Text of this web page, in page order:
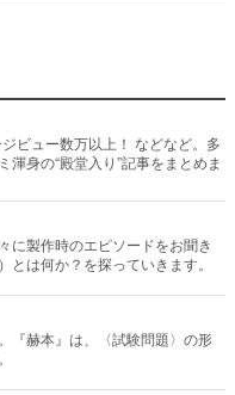
ビュー数万以上！ などなど。多
渾身の“殿堂入り”記事をまとめま
に製作時のエピソードをお聞き
とは何か？を探っていきます。
『赫本』は、〈試験問題〉の形